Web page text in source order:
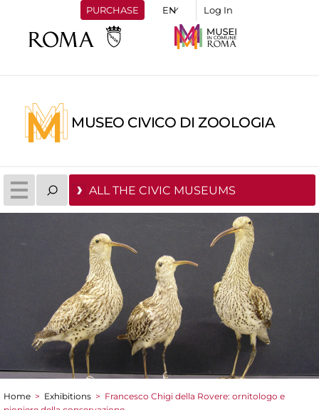
PURCHASE Log In
MUSEO CIVICO DI ZOOLOGIA
ALL THE CIVIC MUSEUMS
Home > Exhibitions > Francesco Chigi della Rovere: ornitologo e